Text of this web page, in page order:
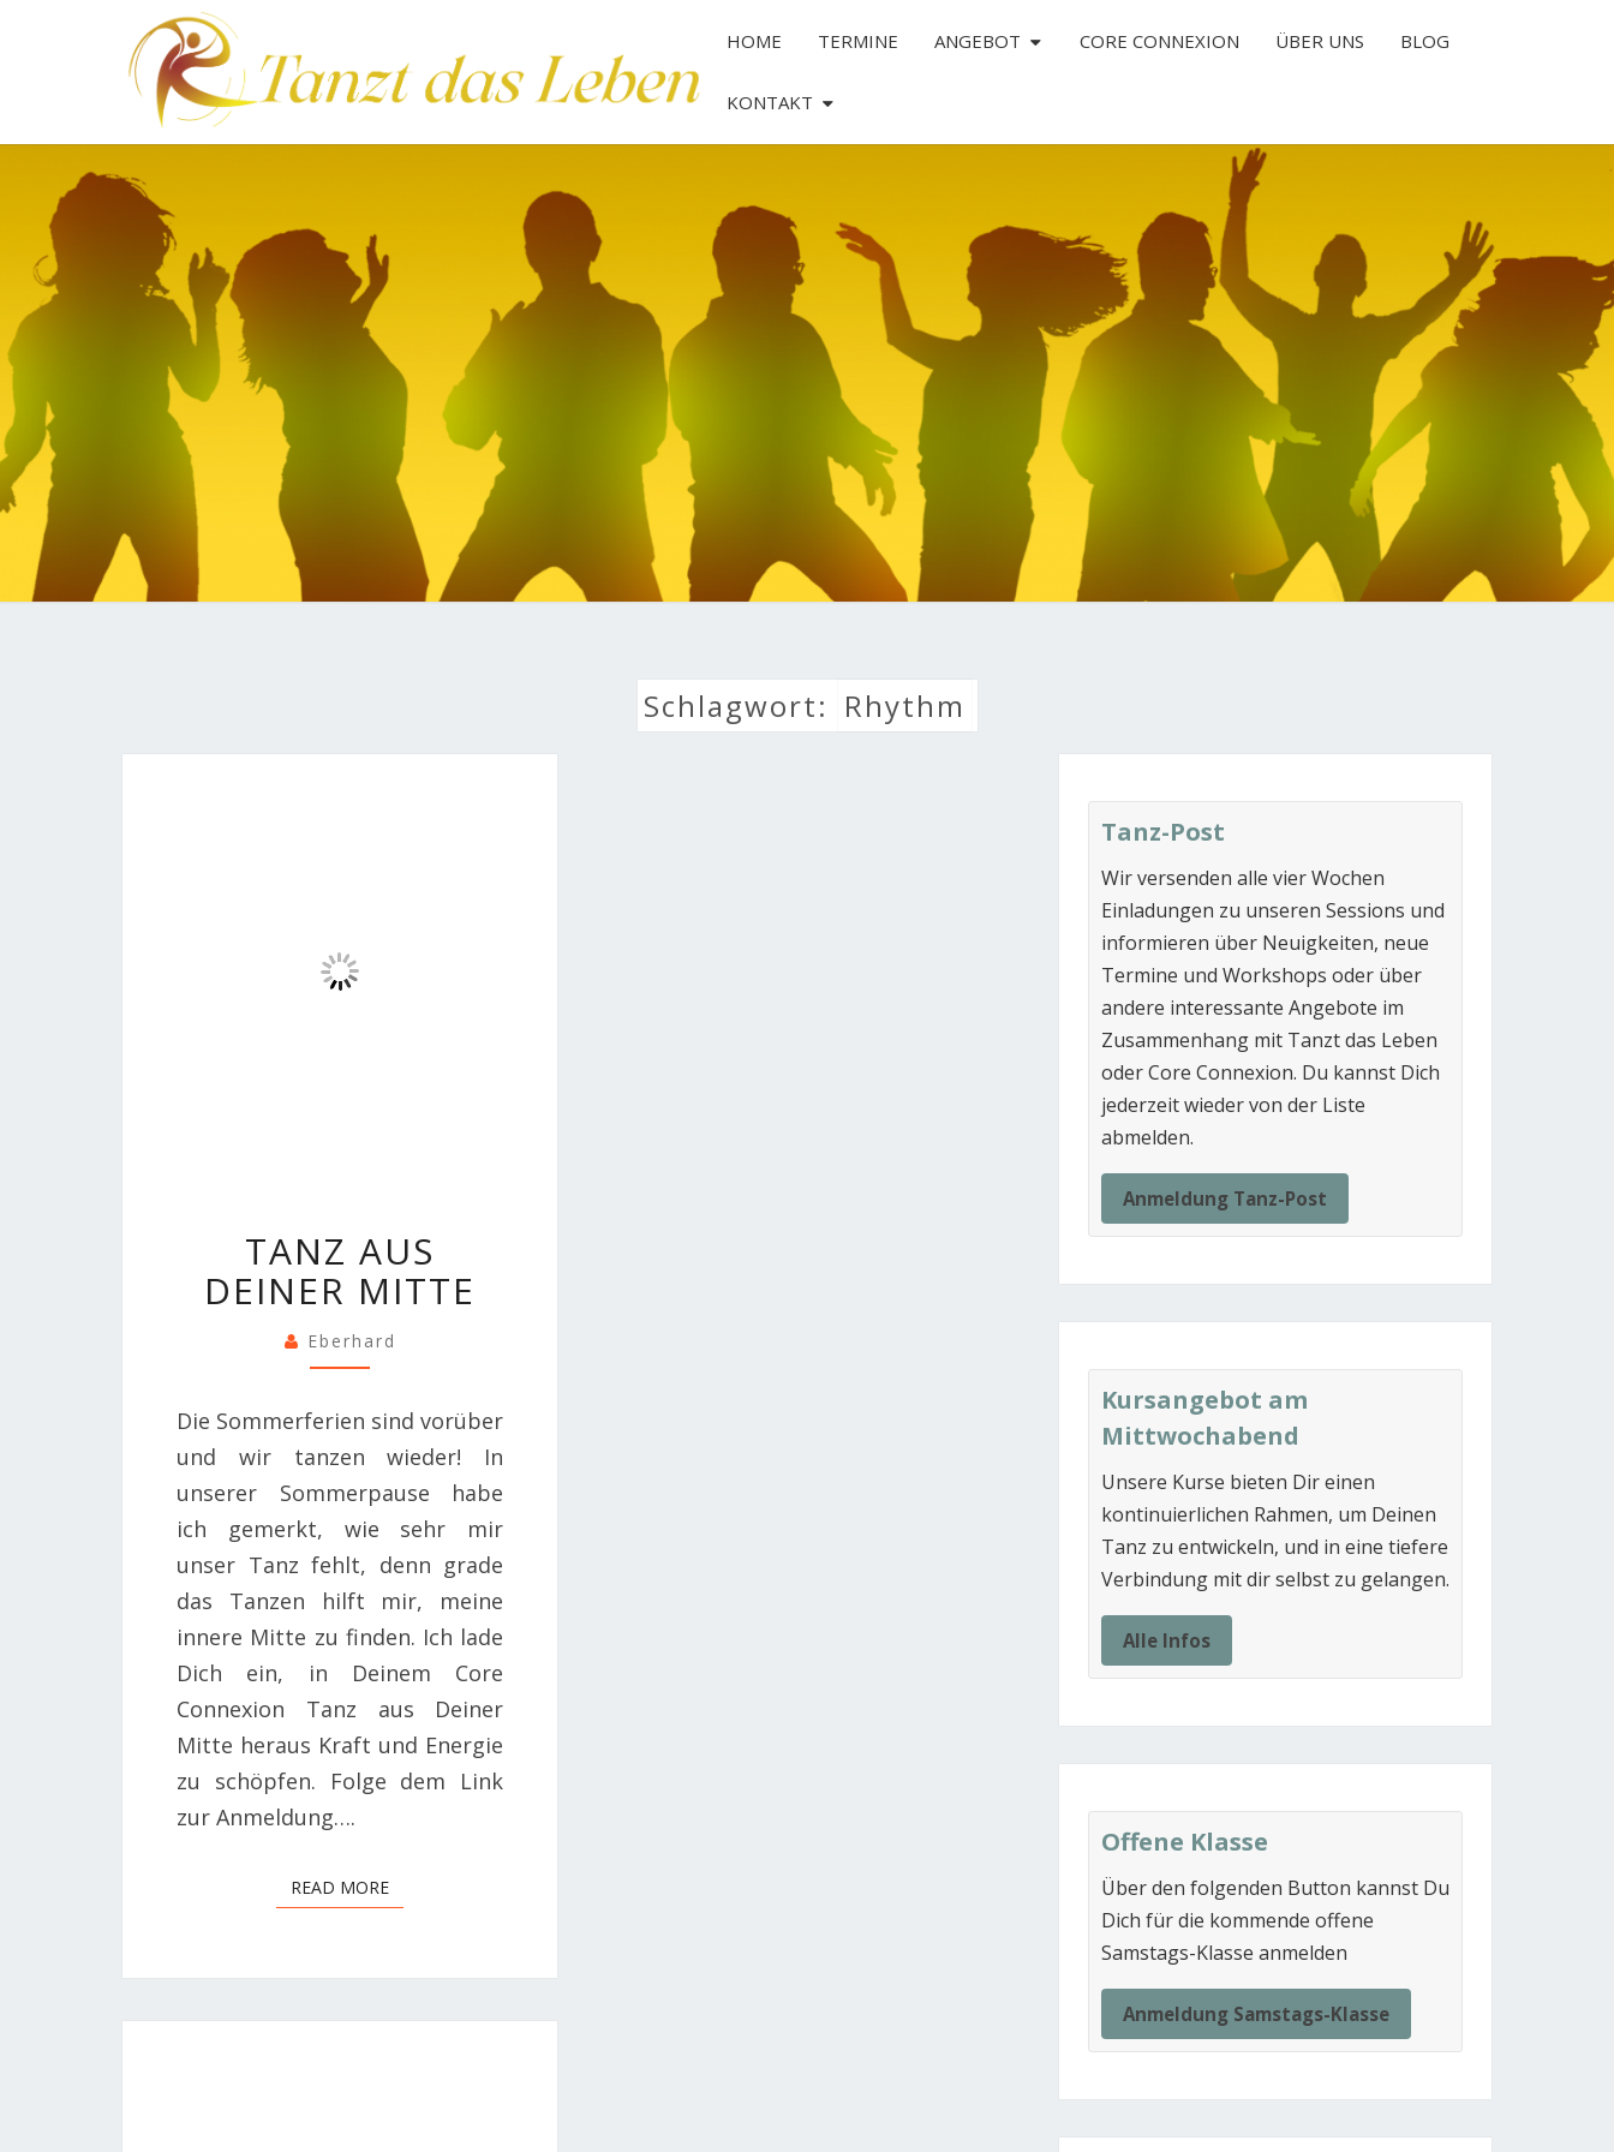
HOME TERMINE ANGEBOT CORE CONNEXION ÜBER UNS BLOG
KONTAKT
TANZT
DAS
LEBEN
Schlagwort: Rhythm
AUS
DEINER
MITTE
TANZ AUS
DEINER MITTE
Eberhard
Die Sommerferien sind vorüber
und wir tanzen wieder! In
unserer Sommerpause habe
ich gemerkt, wie sehr mir
unser Tanz fehlt, denn grade
das Tanzen hilft mir, meine
innere Mitte zu finden. Ich lade
Dich ein, in Deinem Core
Connexion Tanz aus Deiner
Mitte heraus Kraft und Energie
zu schöpfen. Folge dem Link
zur Anmeldung….
READ MOREREAD MORE
Tanz-Post
Wir versenden alle vier Wochen
Einladungen zu unseren Sessions und
informieren über Neuigkeiten, neue
Termine und Workshops oder über
andere interessante Angebote im
Zusammenhang mit Tanzt das Leben
oder Core Connexion. Du kannst Dich
jederzeit wieder von der Liste
abmelden.
Anmeldung Tanz-Post
Kursangebot am
Mittwochabend
Unsere Kurse bieten Dir einen
kontinuierlichen Rahmen, um Deinen
Tanz zu entwickeln, und in eine tiefere
Verbindung mit dir selbst zu gelangen.
Alle Infos
Offene Klasse
Über den folgenden Button kannst Du
Dich für die kommende offene
Samstags-Klasse anmelden
Anmeldung Samstags-Klasse